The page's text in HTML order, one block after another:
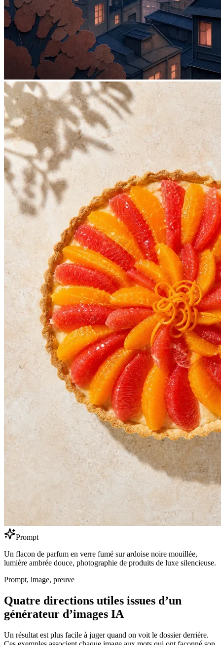
Prompt
Un flacon de parfum en verre fumé sur ardoise noire mouillée,
lumière ambrée douce, photographie de produits de luxe silencieuse.
Prompt, image, preuve
Quatre directions utiles issues d’un
générateur d’images IA
Un résultat est plus facile à juger quand on voit le dossier derrière.